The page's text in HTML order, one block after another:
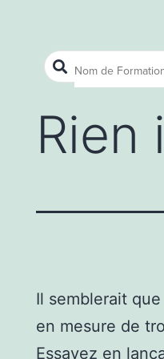
Rien
Il semblerait
en mesure de
Essayez en